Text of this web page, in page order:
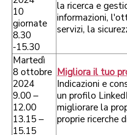
10
giornate
8.30
-15.30
la ricerca e
informazioni,
servizi, la
Martedì
8 ottobre
2024
9.00 –
12.00
13.15 –
15.15
Migliora il tuo
Indicazioni e
un profilo
migliorare la
proprie ricerche